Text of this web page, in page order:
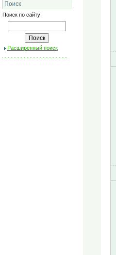
Поиск
Поиск по сайту:
Расширенный поиск